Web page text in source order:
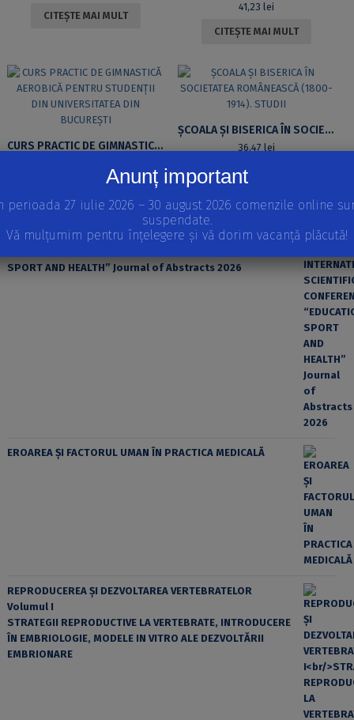
CITEȘTE MAI MULT
41,23lei
CITEȘTE MAI MULT
CURS PRACTIC DE GIMNASTICĂ AEROBICĂ PENTRU STUDENȚII DIN UNIVERSITATEA DIN BUCUREȘTI
ȘCOALA ȘI BISERICA ÎN SOCIETATEA ROMÂNEASCĂ (1800-1914). STUDII
36,47 lei
CITEȘTE MAI MULT
APARIȚII RECENTE
SPORT AND HEALTH” Journal of Abstracts 2026
EROAREA ȘI FACTORUL UMAN ÎN PRACTICA MEDICALĂ
REPRODUCEREA ȘI DEZVOLTAREA VERTEBRATELOR
Volumul I
STRATEGII REPRODUCTIVE LA VERTEBRATE, INTRODUCERE
ÎN EMBRIOLOGIE, MODELE IN VITRO ALE DEZVOLTĂRII
EMBRIONARE
Anunț important
perioada 27 iulie 2026 – 30 august 2026 comenzile online
suspendate.
Vă mulțumim pentru înțelegere și vă dorim vacanță plăcută!